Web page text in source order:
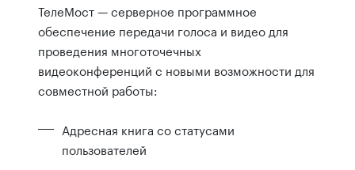
ТелеМост — серверное программное
обеспечение передачи голоса и видео для
проведения многоточечных
видеоконференций с новыми возможности для
совместной работы:
Адресная книга со статусами
пользователей